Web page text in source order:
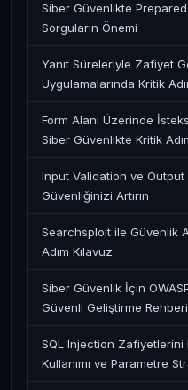
Siber Güvenlikte
Sorguların Önemi
Yanıt Süreleriyle Zafiyet
Uygulamalarında Kritik
Form Alanı Üzerinde
Siber Güvenlikte Kritik
Input Validation ve
Güvenliğinizi Artırın
Searchsploit ile Güvenlik
Adım Kılavuz
Siber Güvenlik İçin
Güvenli Geliştirme Rehberi
SQL Injection Zafiyetlerini
Kullanımı ve Parametre